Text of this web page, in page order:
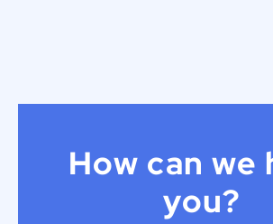
How can we
you?